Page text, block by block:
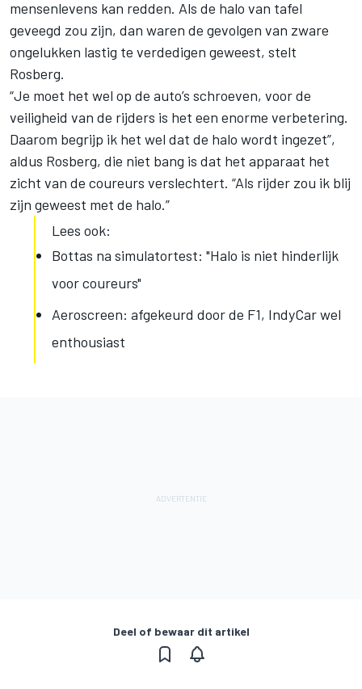
mensenlevens kan redden. Als de halo van tafel
geveegd zou zijn, dan waren de gevolgen van zware
ongelukken lastig te verdedigen geweest, stelt
Rosberg.
“Je moet het wel op de auto’s schroeven, voor de
veiligheid van de rijders is het een enorme verbetering.
Daarom begrijp ik het wel dat de halo wordt ingezet”,
aldus Rosberg, die niet bang is dat het apparaat het
zicht van de coureurs verslechtert. “Als rijder zou ik blij
zijn geweest met de halo.”
Lees ook:
Bottas na simulatortest: "Halo is niet hinderlijk
voor coureurs"
Aeroscreen: afgekeurd door de F1, IndyCar wel
enthousiast
Deel of bewaar dit artikel